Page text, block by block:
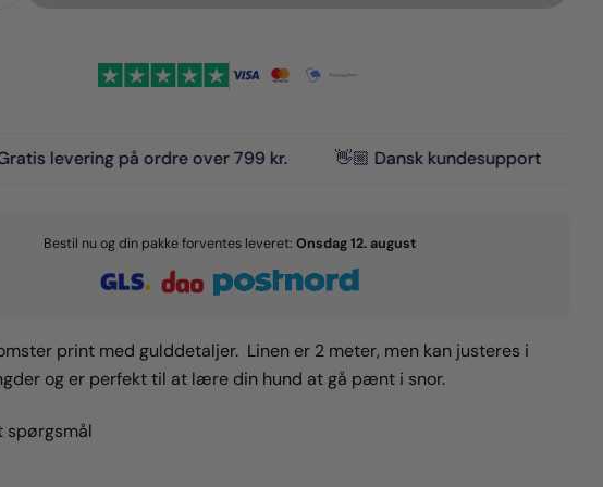
på ordre over 799 kr. 👋🏼 Dansk kundesupport 🇩🇰 Dansk
Bestil nu og din pakke forventes leveret: Onsdag 12. august
print med gulddetaljer. Linen er 2 meter, men kan justeres i
og er perfekt til at lære din hund at gå pænt i snor.
Del dette produkt
Del Del Fastgør
spørgsmål
besked
Felterne markeret med * er obligatoriske.
Send Spørgsmål